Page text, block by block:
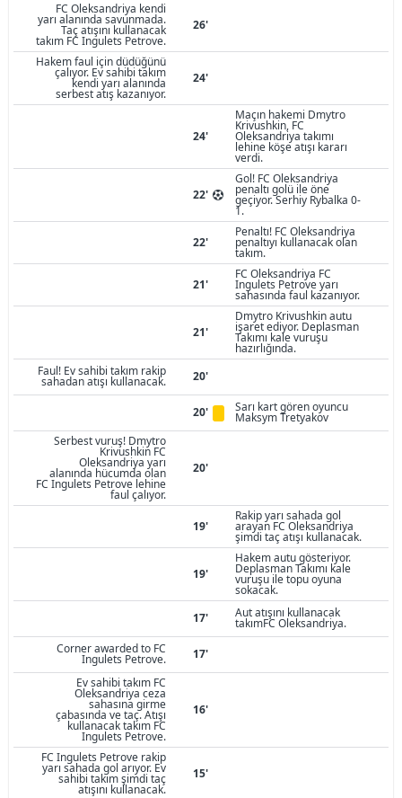
FC Oleksandriya kendi
yarı alanında savunmada.
Taç atışını kullanacak
takım FC Ingulets Petrove.
26'
Hakem faul için düdüğünü
çalıyor. Ev sahibi takım
kendi yarı alanında
serbest atış kazanıyor.
24'
24'
Maçın hakemi Dmytro
Krivushkin, FC
Oleksandriya takımı
lehine köşe atışı kararı
verdi.
22'
Gol! FC Oleksandriya
penaltı golü ile öne
geçiyor. Serhiy Rybalka 0-
1.
22'
Penaltı! FC Oleksandriya
penaltıyı kullanacak olan
takım.
21'
FC Oleksandriya FC
Ingulets Petrove yarı
sahasında faul kazanıyor.
21'
Dmytro Krivushkin autu
işaret ediyor. Deplasman
Takımı kale vuruşu
hazırlığında.
Faul! Ev sahibi takım rakip
sahadan atışı kullanacak. 20'
20' Sarı kart gören oyuncu
Maksym Tretyakov
Serbest vuruş! Dmytro
Krivushkin FC
Oleksandriya yarı
alanında hücumda olan
FC Ingulets Petrove lehine
faul çalıyor.
20'
19'
Rakip yarı sahada gol
arayan FC Oleksandriya
şimdi taç atışı kullanacak.
19'
Hakem autu gösteriyor.
Deplasman Takımı kale
vuruşu ile topu oyuna
sokacak.
17'
Aut atışını kullanacak
takımFC Oleksandriya.
Corner awarded to FC
Ingulets Petrove.
17'
Ev sahibi takım FC
Oleksandriya ceza
sahasına girme
çabasında ve taç. Atışı
kullanacak takım FC
Ingulets Petrove.
16'
FC Ingulets Petrove rakip
yarı sahada gol arıyor. Ev
sahibi takım şimdi taç
atışını kullanacak.
15'